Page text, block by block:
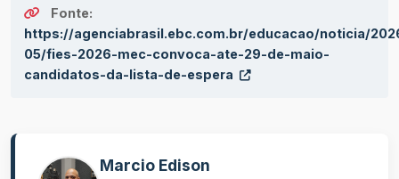
Fonte:
https://agenciabrasil.ebc.com.br/educacao/noticia/
05/fies-2026-mec-convoca-ate-29-de-maio-
candidatos-da-lista-de-espera
Marcio Edison